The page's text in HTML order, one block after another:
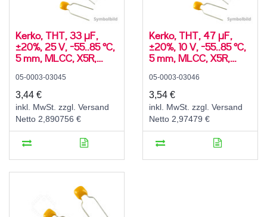
Kerko, THT, 33 µF,
±20%, 25 V, -55..85 °C,
5 mm, MLCC, X5R,
05-0003-03045
3,44 €
inkl. MwSt. zzgl. Versand
Netto 2,890756 €
Kerko, THT, 47 µF,
±20%, 10 V, -55..85 °C,
5 mm, MLCC, X5R,
05-0003-03046
3,54 €
inkl. MwSt. zzgl. Versand
Netto 2,97479 €